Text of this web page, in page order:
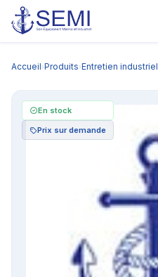
Accueil›Produits›Entretien industriel
En stock
Prix sur demande